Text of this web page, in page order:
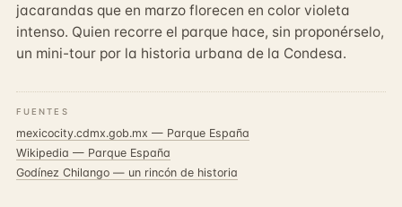
jacarandas que en marzo florecen en color violeta
intenso. Quien recorre el parque hace, sin proponérselo,
un mini-tour por la historia urbana de la Condesa.
FUENTES
mexicocity.cdmx.gob.mx — Parque España
Wikipedia — Parque España
Godínez Chilango — un rincón de historia